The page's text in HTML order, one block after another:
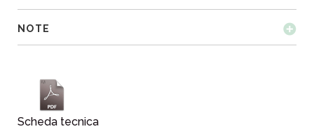
NOTE
Scheda tecnica